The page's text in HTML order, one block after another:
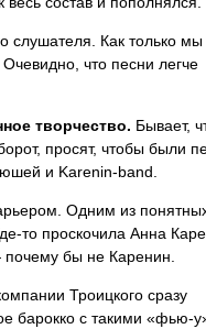
слушателя. Как только мы
что песни легче
творчество. Бывает,
просят, чтобы были
и Karenin-band.
Одним из
то проскочила Анна
бы не Каренин.
Троицкого сразу
барокко с такими «фью-